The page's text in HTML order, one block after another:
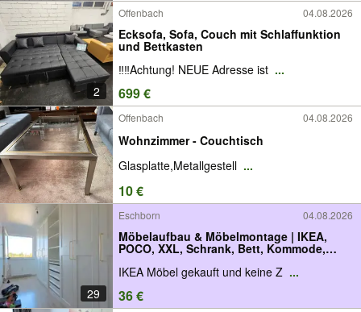
2
Offenbach 04.08.2026
Ecksofa, Sofa, Couch mit Schlaffunktion
und Bettkasten
‼️‼️Achtung! NEUE Adresse ist ...
699 €
Offenbach 04.08.2026
Wohnzimmer - Couchtisch
Glasplatte,Metallgestell ...
10 €
29
Eschborn 04.08.2026
Möbelaufbau & Möbelmontage | IKEA,
POCO, XXL, Schrank, Bett, Kommode,
Sofa, Couch,
IKEA Möbel gekauft und keine Z ...
36 €